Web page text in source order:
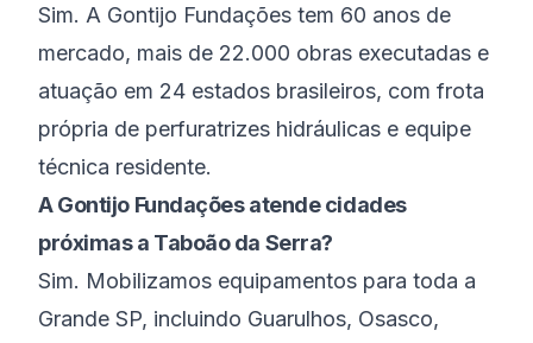
Sim. A Gontijo Fundações tem 60 anos de
mercado, mais de 22.000 obras executadas e
atuação em 24 estados brasileiros, com frota
própria de perfuratrizes hidráulicas e equipe
técnica residente.
A Gontijo Fundações atende cidades
próximas a Taboão da Serra?
Sim. Mobilizamos equipamentos para toda a
Grande SP, incluindo Guarulhos, Osasco,